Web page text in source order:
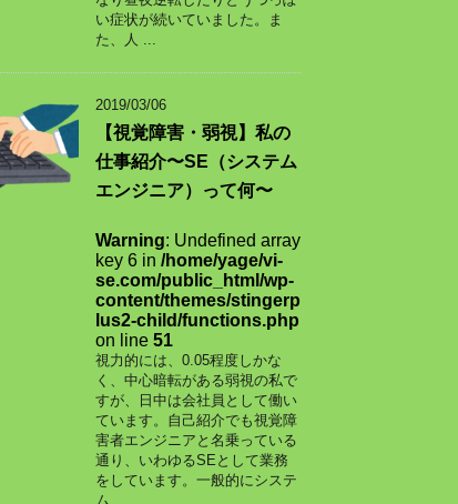
い症状が続いていました。ま
た、人 ...
2019/03/06
【視覚障害・弱視】私の
仕事紹介〜SE（システム
エンジニア）って何〜
Warning: Undefined array
key 6 in /home/yage/vi-
se.com/public_html/wp-
content/themes/stingerp
lus2-child/functions.php
on line 51
視力的には、0.05程度しかな
く、中心暗転がある弱視の私で
すが、日中は会社員として働い
ています。自己紹介でも視覚障
害者エンジニアと名乗っている
通り、いわゆるSEとして業務
をしています。一般的にシステ
ム ...